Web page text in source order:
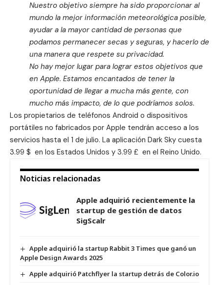
Nuestro objetivo siempre ha sido proporcionar al
mundo la mejor información meteorológica posible,
ayudar a la mayor cantidad de personas que
podamos permanecer secas y seguras, y hacerlo de
una manera que respete su privacidad.
No hay mejor lugar para lograr estos objetivos que
en Apple. Estamos encantados de tener la
oportunidad de llegar a mucha más gente, con
mucho más impacto, de lo que podríamos solos.
Los propietarios de teléfonos Android o dispositivos
portátiles no fabricados por Apple tendrán acceso a los
servicios hasta el 1 de julio. La aplicación Dark Sky cuesta
3.99 $ en los Estados Unidos y 3.99 £ en el Reino Unido.
Noticias relacionadas
Apple adquirió recientemente la
startup de gestión de datos
SigScalr
Apple adquirió la startup Rabbit 3 Times que ganó un
Apple Design Awards 2025
Apple adquirió Patchflyer la startup detrás de Color.io